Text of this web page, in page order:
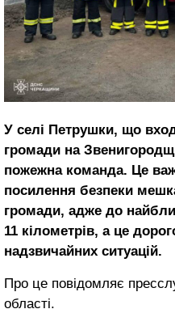
У селі Петрушки, що
громади на
пожежна команда. Це
посилення безпеки
громади, адже до
11 кілометрів, а це
надзвичайних ситуацій.
Про це повідомляє
області.